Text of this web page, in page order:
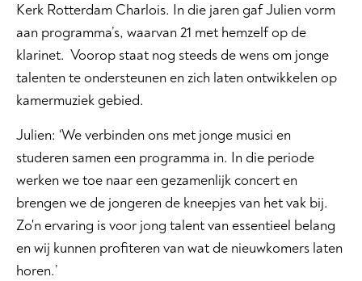
Kerk Rotterdam Charlois. In die jaren gaf Julien vorm
aan programma’s, waarvan 21 met hemzelf op de
klarinet. Voorop staat nog steeds de wens om jonge
talenten te ondersteunen en zich laten ontwikkelen op
kamermuziek gebied.
Julien: ‘We verbinden ons met jonge musici en
studeren samen een programma in. In die periode
werken we toe naar een gezamenlijk concert en
brengen we de jongeren de kneepjes van het vak bij.
Zo'n ervaring is voor jong talent van essentieel belang
en wij kunnen profiteren van wat de nieuwkomers laten
horen.’